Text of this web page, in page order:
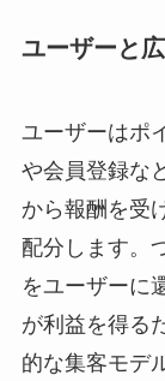
ユーザーと
ユーザーはポ
や会員登録な
から報酬を受
配分します。
をユーザーに
が利益を得る
的な集客モデ